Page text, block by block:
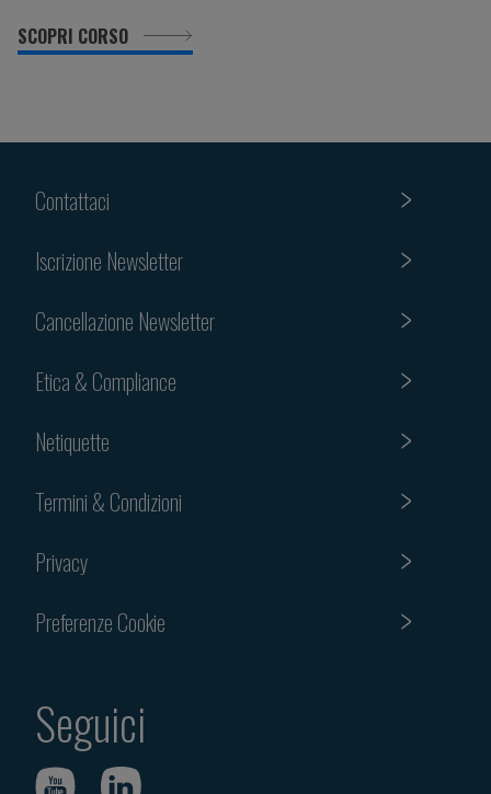
SCOPRI CORSO
Contattaci
Iscrizione Newsletter
Cancellazione Newsletter
Etica & Compliance
Netiquette
Termini & Condizioni
Privacy
Preferenze Cookie
Seguici